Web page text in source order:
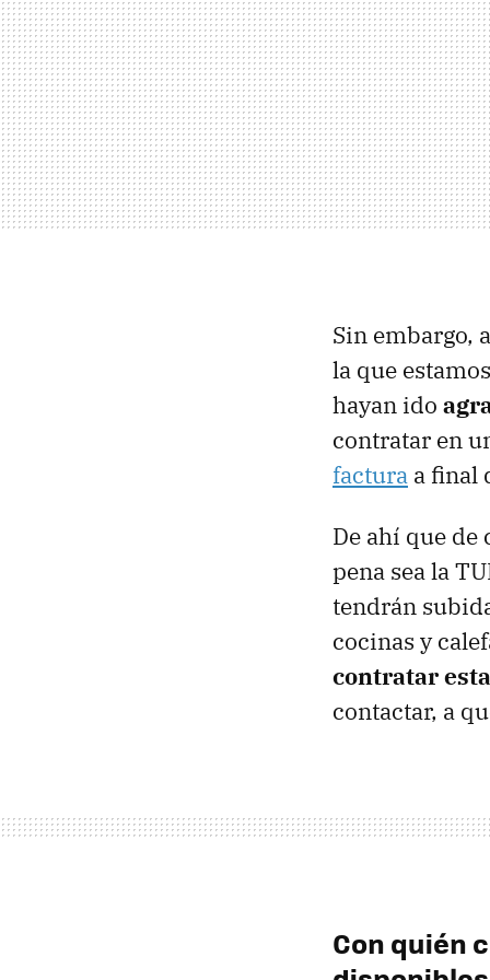
Sin embargo,
la que
hayan ido
contratar en
factura a final
De ahí que
pena sea la
tendrán
cocinas y
contratar
contactar, a
Con quién